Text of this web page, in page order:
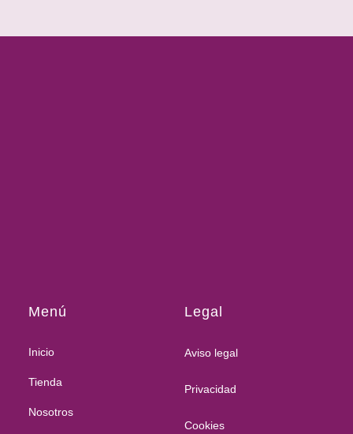
Menú
Inicio
Tienda
Nosotros
Legal
Aviso legal
Privacidad
Cookies